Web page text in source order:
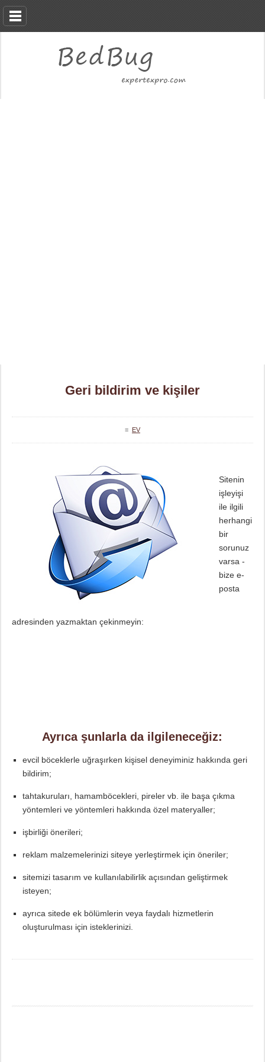
Geri bildirim ve kişiler
≡ EV
Sitenin
işleyişi
ile ilgili
herhangi
bir
sorunuz
varsa -
bize e-
posta
adresinden yazmaktan çekinmeyin:
Ayrıca şunlarla da ilgileneceğiz:
evcil böceklerle uğraşırken kişisel deneyiminiz hakkında geri
bildirim;
tahtakuruları, hamamböcekleri, pireler vb. ile başa çıkma
yöntemleri ve yöntemleri hakkında özel materyaller;
işbirliği önerileri;
reklam malzemelerinizi siteye yerleştirmek için öneriler;
sitemizi tasarım ve kullanılabilirlik açısından geliştirmek
isteyen;
ayrıca sitede ek bölümlerin veya faydalı hizmetlerin
oluşturulması için isteklerinizi.